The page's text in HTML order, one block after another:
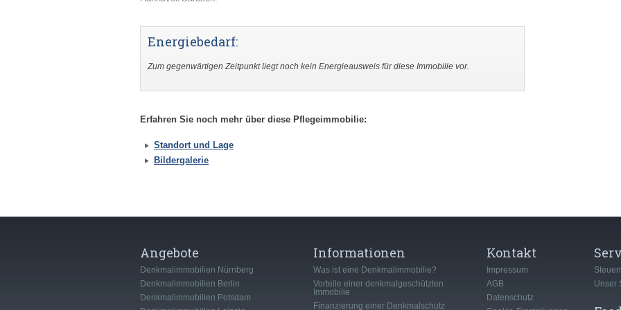
Energiebedarf:
Zum gegenwärtigen Zeitpunkt liegt noch kein Energieausweis für diese Immobilie vor.
Erfahren Sie noch mehr über diese Pflegeimmobilie:
Standort und Lage
Bildergalerie
Angebote
Denkmalimmobilien Nürnberg
Denkmalimmobilien Berlin
Denkmalimmobilien Potsdam
Informationen
Was ist eine Denkmalimmobilie?
Vorteile einer denkmalgeschützten
Immobilie
Finanzierung einer Denkmalschutz
Kontakt
Impressum
AGB
Datenschutz
Unser